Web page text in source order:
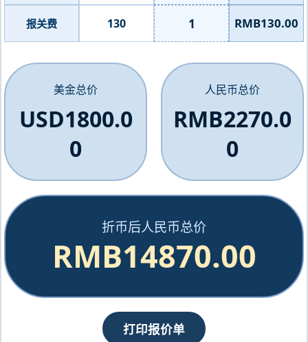
报关费 130 1 RMB130.00
美金总价
USD1800.0
0
人民币总价
RMB2270.0
0
折币后人民币总价
RMB14870.00
打印报价单